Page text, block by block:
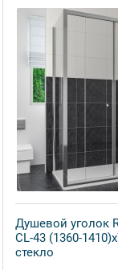
Душевой уголок
CL-43 (1360-
стекло